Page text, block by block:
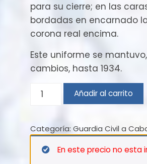
para su cierre; en las
bordadas en encarnado
corona real encima.
Este uniforme se
cambios, hasta 1934.
Servicio
capote
1899
Añadir al carrito
Categoría:Guardia Civil a
En este precio no esta